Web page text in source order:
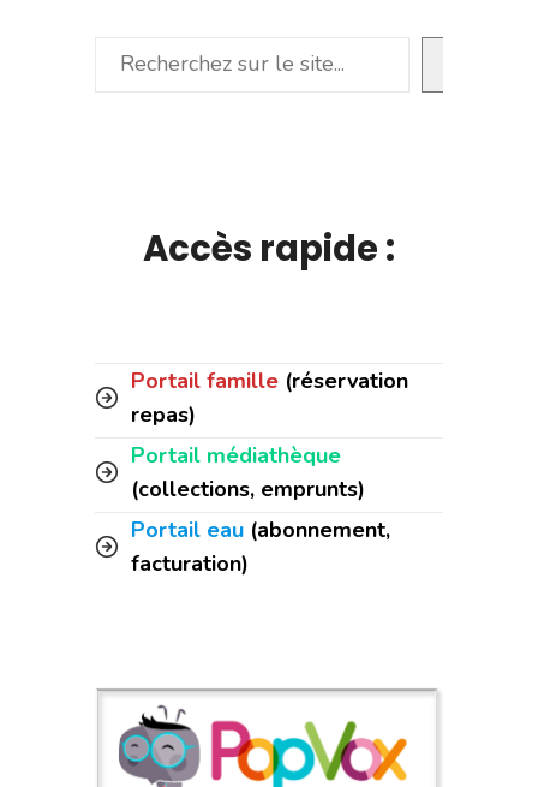
Rechercher
Accès rapide :
Portail famille (réservation
repas)
Portail médiathèque
(collections, emprunts)
Portail eau (abonnement,
facturation)